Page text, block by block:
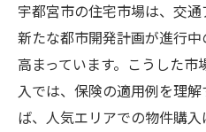
宇都宮市の住宅市場は、交通
新たな都市開発計画が進行
高まっています。こうした
入では、保険の適用例を理
ば、人気エリアでの物件購